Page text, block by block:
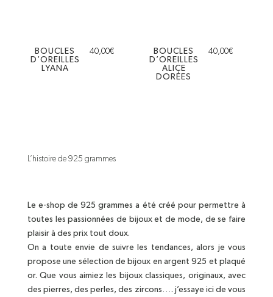
BOUCLES
D’OREILLES
LYANA
40,00€
BOUCLES
D’OREILLES
ALICE
DORÉES
40,00€
L’histoire de 925 grammes
Le e-shop de 925 grammes a été créé pour permettre à
toutes les passionnées de bijoux et de mode, de se faire
plaisir à des prix tout doux.
On a toute envie de suivre les tendances, alors je vous
propose une sélection de bijoux en argent 925 et plaqué
or. Que vous aimiez les bijoux classiques, originaux, avec
des pierres, des perles, des zircons…. j’essaye ici de vous